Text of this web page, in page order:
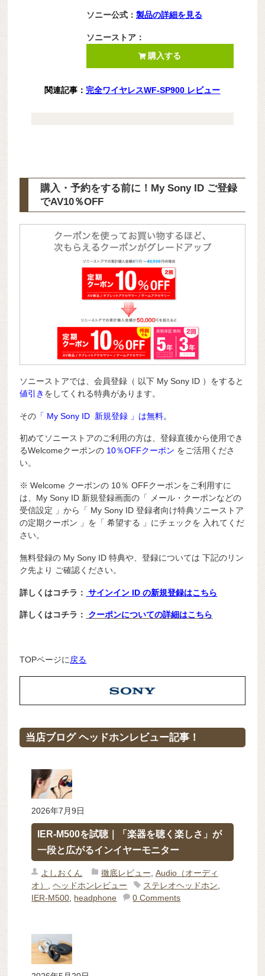
ソニー公式： 製品の詳細を見る
ソニーストア：
購入する
関連記事： 完全ワイヤレスWF-SP900 レビュー
購入・予約をする前に！My Sony ID ご登録
でAV10％OFF
ソニーストアでは、会員登録（ 以下 My Sony ID ）をすると
値引き をしてくれる特典があります。
その 「 My Sony ID 新規登録 」は無料。
初めてソニーストアのご利用の方は、登録直後から使用でき
るWelcomeクーポンの 10％OFFクーポン をご活用くださ
い。
※ Welcome クーポンの 10％ OFFクーポンをご利用すに
は、My Sony ID 新規登録画面の「 メール・クーポンなどの
受信設定 」から「 My Sony ID 登録者向け特典ソニーストア
の定期クーポン 」を「 希望する 」にチェックを 入れてくだ
さい。
無料登録の My Sony ID 特典や、登録については 下記のリン
ク先より ご確認ください。
詳しくはコチラ： サインイン ID の新規登録はこちら
詳しくはコチラ： クーポンについての詳細はこちら
TOPページに 戻る
当店ブログ ヘッドホンレビュー記事！
2026年7月9日
IER-M500を試聴｜「楽器を聴く楽しさ」が
一段と広がるインイヤーモニター
よしおくん 徹底レビュー, Audio（オーディ
オ） ,ヘッドホンレビュー ステレオヘッドホン,
IER-M500, headphone 0 Comments